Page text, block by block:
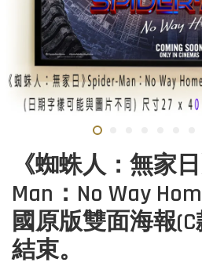
《蜘蛛人：無家
Man：No Way
國原版雙面海報
結束。